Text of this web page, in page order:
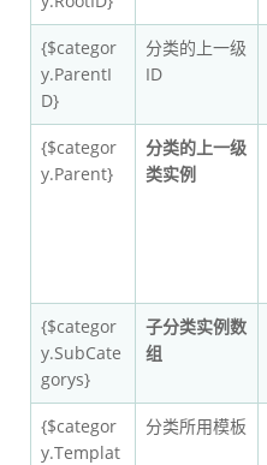
{$categor
y.ParentI
D}
分类的上一级
ID
{$categor
y.Parent}
分类的上一级
类实例
{$categor
y.SubCate
gorys}
子分类实例数
组
{$categor
y.Templat
分类所用模板